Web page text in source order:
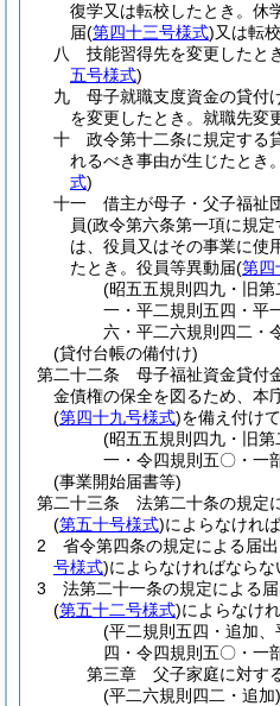
復学又は転校したとき。 休
届(第四十三号様式)又は転
八
技能習得先を変更したと
五号様式)
九
母子就職支度資金の貸付
を変更したとき。 就職先変
十
政令第十二条に規定する
れるべき事由が生じたとき。
式)
十一
借主が母子・父子福祉
員(政令第六条第一項に規
は、役員又はその事業に使
たとき。 役員等異動届(第四
(昭五五規則四九・旧
一・平二規則五四・平
六・平二六規則四二・
(貸付台帳の備付け)
第二十二条
母子福祉資金貸付
金債権の保全を図るため、本
(第四十九号様式)を備え付け
(昭五五規則四九・旧
一・令四規則五〇・一
(事業開始届書等)
第二十三条
法第二十条の規定
(第五十号様式)によらなけれ
2
省令第四条の規定による届
号様式)によらなければならな
3
法第二十一条の規定による
(第五十二号様式)によらなけ
(平二規則五四・追加
四・令四規則五〇・一
第三章
父子家庭に対す
(平二六規則四二・追加)